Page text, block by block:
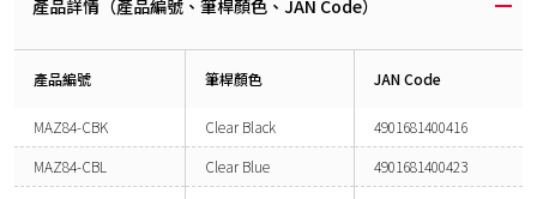
產品詳情（產品編號、筆桿顏色、JAN Code）
產品編號 筆桿顏色 JAN Code
MAZ84-CBK Clear Black
4901681400416
MAZ84-CBL
Clear Blue
4901681400423